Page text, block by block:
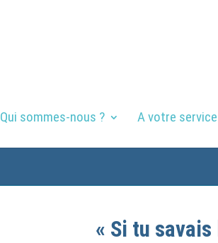
Qui sommes-nous ? A votre service
« Si tu